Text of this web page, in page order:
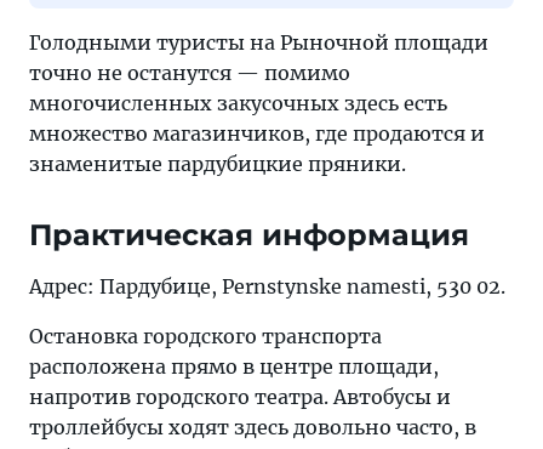
Голодными туристы на Рыночной площади
точно не останутся — помимо
многочисленных закусочных здесь есть
множество магазинчиков, где продаются и
знаменитые пардубицкие пряники.
Практическая информация
Адрес: Пардубице, Pernstynske namesti, 530 02.
Остановка городского транспорта
расположена прямо в центре площади,
напротив городского театра. Автобусы и
троллейбусы ходят здесь довольно часто, в